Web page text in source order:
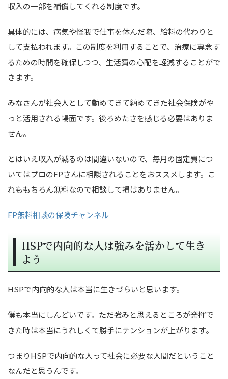
収入の一部を補償してくれる制度です。
具体的には、病気や怪我で仕事を休んだ際、給料の代わりと
して支払われます。この制度を利用することで、治療に専念す
るための時間を確保しつつ、生活費の心配を軽減することがで
きます。
みなさんが社会人として勤めてきて納めてきた社会保険がや
っと活用される場面です。後ろめたさを感じる必要はありま
せん。
とはいえ収入が減るのは間違いないので、毎月の固定費につ
いてはプロのFPさんに相談されることをおススメします。こ
れももちろん無料なので相談して損はありません。
FP無料相談の保険チャンネル
HSPで内向的な人は強みを活かして生き
よう
HSPで内向的な人は本当に生きづらいと思います。
僕も本当にしんどいです。ただ強みと思えるところが発揮で
きた時は本当にうれしくて勝手にテンションが上がります。
つまりHSPで内向的な人って社会に必要な人間だということ
なんだと思うんです。